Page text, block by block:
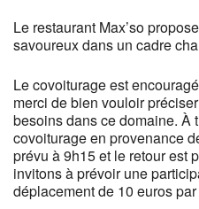
Le restaurant Max’so
savoureux dans un cadre
Le covoiturage est
merci de bien vouloir
besoins dans ce domaine. À
covoiturage en provenance
prévu à 9h15 et le retour est
invitons à prévoir une
déplacement de 10 euros